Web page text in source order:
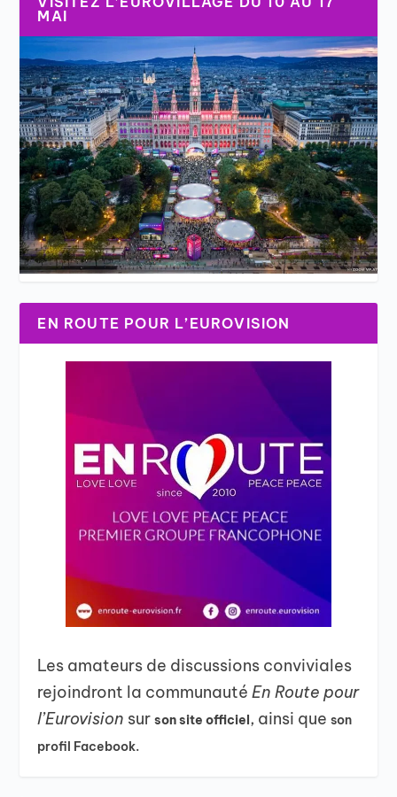
MAI
EN ROUTE POUR L’EUROVISION
Les amateurs de discussions conviviales
rejoindront la communautéEn Route pour
l’Eurovision surson site officiel, ainsi queson
profil Facebook.